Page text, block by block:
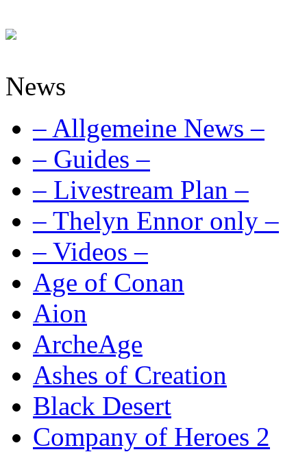
News
– Allgemeine News –
– Guides –
– Livestream Plan –
– Thelyn Ennor only –
– Videos –
Age of Conan
Aion
ArcheAge
Ashes of Creation
Black Desert
Company of Heroes 2